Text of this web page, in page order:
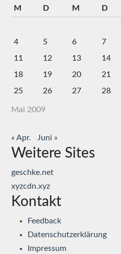
Mai 2009
M D M D
4
5 6 7
11
12 13 14
18
19 20 21
25
26 27 28
« Apr. Juni »
Weitere Sites
geschke.net
xyzcdn.xyz
Kontakt
Feedback
Datenschutzerklärung
Impressum